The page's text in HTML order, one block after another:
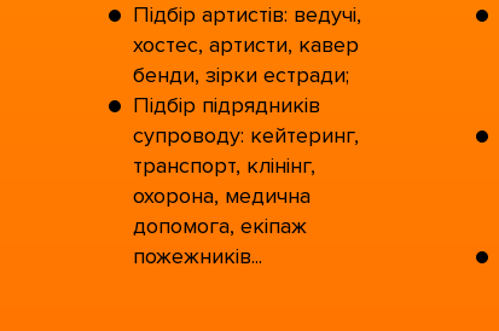
Підбір артистів: ведучі,
хостес, артисти, кавер
бенди, зірки естради;
Підбір підрядників
супроводу: кейтеринг,
транспорт, клінінг,
охорона, медична
допомога, екіпаж
пожежників...